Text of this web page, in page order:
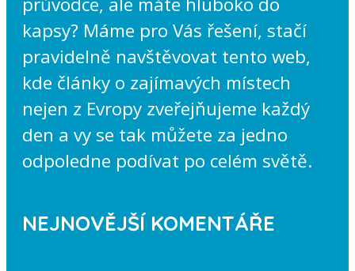
kapsy? Máme pro Vás řešení, stačí
pravidelně navštěvovat tento web,
kde články o zajímavých místech
nejen z Evropy zveřejňujeme každý
den a vy se tak můžete za jedno
odpoledne podívat po celém světě.
NEJNOVĚJŠÍ KOMENTÁŘE